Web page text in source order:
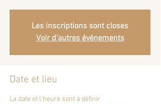
Les inscriptions sont closes
Voir d'autres événements
Date et lieu
La date et l'heure sont à définir